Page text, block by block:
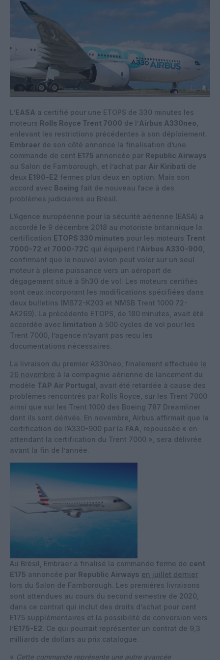
L’EASA a certifié pour une ETOPS de 330 minutes les
moteurs Rolls Royce Trent 7000 de l’Airbus A330neo
enlevant les restrictions précédentes à son déploiement.
Embraer de son côté annonce la finalisation d’une
commande de cent E175 annoncée par Republic Airways
au Salon de Farnborough, et l’achat par Air Kiribati de
deux E190-E2 fermes plus deux en option. Mais son
accord avec Boeing fait de nouveau face à des
problèmes judiciaires au Brésil.
L’Agence européenne pour la sécurité aérienne (EASA) a
accordé le 9 décembre 2018 au motoriste britannique la
certification ETOPS 330 minutes pour les moteurs Trent
7000-72 et 7000-72C qui équipent l’Airbus A330-900
confirmant que le nouvel avion peut voler sur un seul
moteur à pleine puissance vers un aéroport de
dégagement situé à 5h30 de vol. Les moteurs certifiés
sont ceux incorporant les modifications spécifiées dans
deux bulletins (MB72-K203 et NMSB Trent 1000 72-
AK269). La précédente ETOPS, de 180 minutes, avait été
accordée avec limitation à 500 cycles de vol pour les
Trent 7000, l’agence n’ayant pas reçu les
documentations nécessaires.
La livraison du premier A330neo, finalement effectuée le
26 novembre à la compagnie aérienne de lancement du
modèle TAP Air Portugal , avait été retardée à cause des
problèmes rencontrés par Rolls Royce, sur les Trent 7000
ainsi que sur les Trent 1000 des Boeing 787 Dreamliner
dont ils sont dérivés. En novembre, Airbus affirmait que la
certification de l’A330-900 par la FAA
, repoussée « en
attendant la certification du Trent 7000 », sera délivrée
avant la fin de l’année.
Au Brésil, Embraer a finalisé la commande ferme de cent
E175 annoncée par Republic Airways en juillet dernier
lors du Salon de Farnborough. Les premières livraisons
sont attendues au cours du second semestre de 2020,
dans ce contrat qui inclut des droits d’achat pour cent
E175 supplémentaires et la possibilité de conversion vers
l’E175-E2. Ce qui pourrait représenter un contrat de 9,3
milliards de dollars au prix catalogue.
« Cette commande représente une autre avancée